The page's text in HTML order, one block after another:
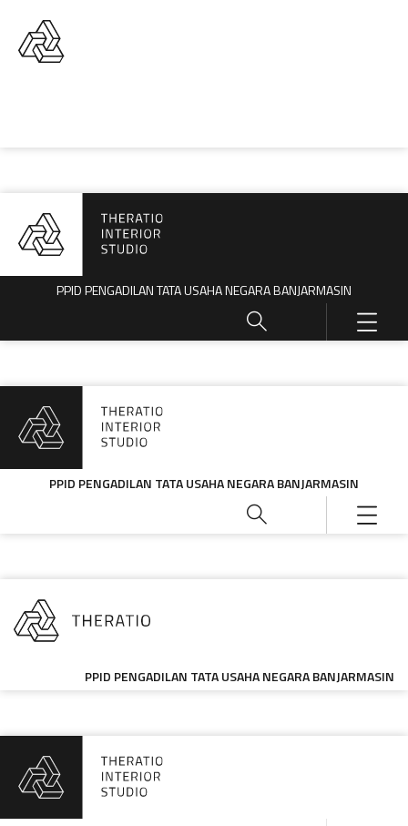
PPID PENGADILAN TATA USAHA NEGARA BANJARMASIN
PPID PENGADILAN TATA USAHA NEGARA BANJARMASIN
PPID PENGADILAN TATA USAHA NEGARA BANJARMASIN